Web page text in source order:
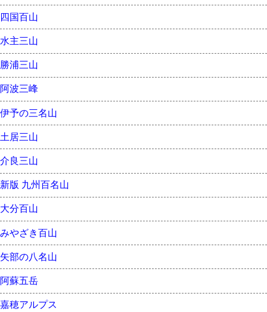
四国百山
水主三山
勝浦三山
阿波三峰
伊予の三名山
土居三山
介良三山
新版 九州百名山
大分百山
みやざき百山
矢部の八名山
阿蘇五岳
嘉穂アルプス